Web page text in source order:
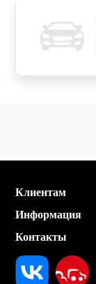
Клиентам
Информация
Контакты